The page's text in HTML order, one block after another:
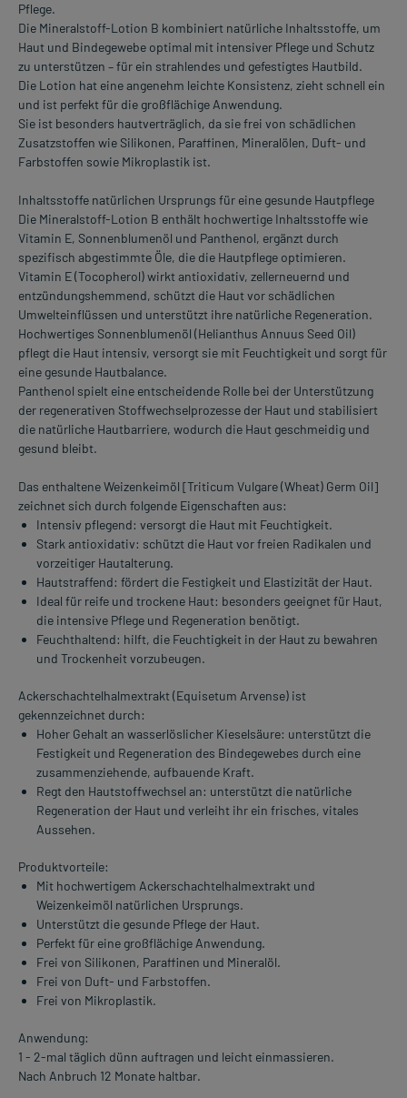
Pflege.
Die Mineralstoff-Lotion B kombiniert natürliche Inhaltsstoffe, um
Haut und Bindegewebe optimal mit intensiver Pflege und Schutz
zu unterstützen – für ein strahlendes und gefestigtes Hautbild.
Die Lotion hat eine angenehm leichte Konsistenz, zieht schnell ein
und ist perfekt für die großflächige Anwendung.
Sie ist besonders hautverträglich, da sie frei von schädlichen
Zusatzstoffen wie Silikonen, Paraffinen, Mineralölen, Duft- und
Farbstoffen sowie Mikroplastik ist.
Inhaltsstoffe natürlichen Ursprungs für eine gesunde Hautpflege
Die Mineralstoff-Lotion B enthält hochwertige Inhaltsstoffe wie
Vitamin E, Sonnenblumenöl und Panthenol, ergänzt durch
spezifisch abgestimmte Öle, die die Hautpflege optimieren.
Vitamin E (Tocopherol) wirkt antioxidativ, zellerneuernd und
entzündungshemmend, schützt die Haut vor schädlichen
Umwelteinflüssen und unterstützt ihre natürliche Regeneration.
Hochwertiges Sonnenblumenöl (Helianthus Annuus Seed Oil)
pflegt die Haut intensiv, versorgt sie mit Feuchtigkeit und sorgt für
eine gesunde Hautbalance.
Panthenol spielt eine entscheidende Rolle bei der Unterstützung
der regenerativen Stoffwechselprozesse der Haut und stabilisiert
die natürliche Hautbarriere, wodurch die Haut geschmeidig und
gesund bleibt.
Das enthaltene Weizenkeimöl [Triticum Vulgare (Wheat) Germ Oil]
zeichnet sich durch folgende Eigenschaften aus:
Intensiv pflegend: versorgt die Haut mit Feuchtigkeit.
Stark antioxidativ: schützt die Haut vor freien Radikalen und
vorzeitiger Hautalterung.
Hautstraffend: fördert die Festigkeit und Elastizität der Haut.
Ideal für reife und trockene Haut: besonders geeignet für Haut,
die intensive Pflege und Regeneration benötigt.
Feuchthaltend: hilft, die Feuchtigkeit in der Haut zu bewahren
und Trockenheit vorzubeugen.
Ackerschachtelhalmextrakt (Equisetum Arvense) ist
gekennzeichnet durch:
Hoher Gehalt an wasserlöslicher Kieselsäure: unterstützt die
Festigkeit und Regeneration des Bindegewebes durch eine
zusammenziehende, aufbauende Kraft.
Regt den Hautstoffwechsel an: unterstützt die natürliche
Regeneration der Haut und verleiht ihr ein frisches, vitales
Aussehen.
Produktvorteile:
Mit hochwertigem Ackerschachtelhalmextrakt und
Weizenkeimöl natürlichen Ursprungs.
Unterstützt die gesunde Pflege der Haut.
Perfekt für eine großflächige Anwendung.
Frei von Silikonen, Paraffinen und Mineralöl.
Frei von Duft- und Farbstoffen.
Frei von Mikroplastik.
Anwendung:
1 - 2-mal täglich dünn auftragen und leicht einmassieren.
Nach Anbruch 12 Monate haltbar.